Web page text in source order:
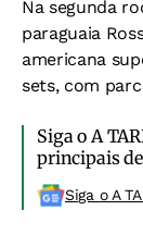
Na segunda
paraguaia
americana
sets, com
Siga o A
principais
Siga o A